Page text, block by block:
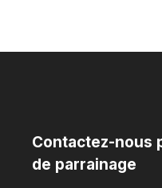
Contactez-nous
de parrainage